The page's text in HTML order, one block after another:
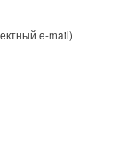
e-mail)